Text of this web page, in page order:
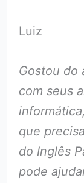
Luiz
Gostou do
com seus
que
do Inglês
pode